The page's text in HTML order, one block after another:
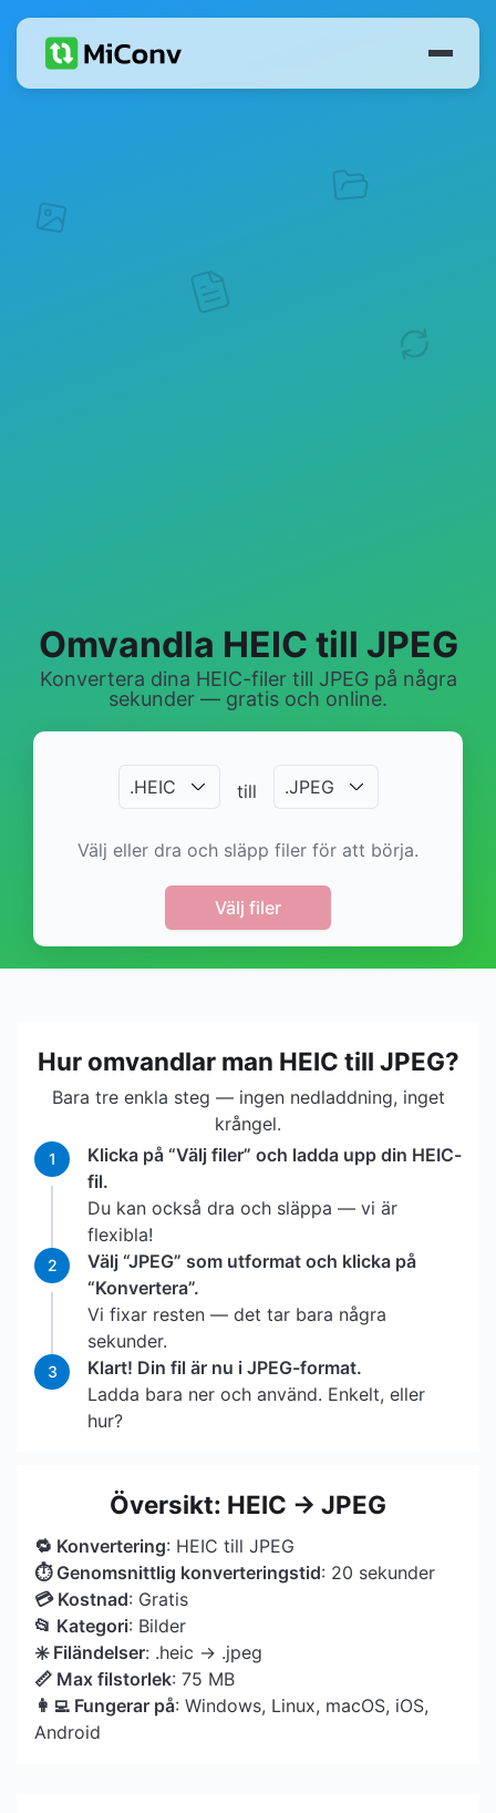
Omvandla HEIC till JPEG
Konvertera dina HEIC-filer till JPEG på några
sekunder — gratis och online.
.HEIC till .JPEG
Välj eller dra och släpp filer för att börja.
Välj filer
Hur omvandlar man HEIC till JPEG?
Bara tre enkla steg — ingen nedladdning, inget
krångel.
1
Klicka på “Välj filer” och ladda upp din HEIC-
fil.
Du kan också dra och släppa — vi är
flexibla!
2
Välj “JPEG” som utformat och klicka på
“Konvertera”.
Vi fixar resten — det tar bara några
sekunder.
3
Klart! Din fil är nu i JPEG-format.
Ladda bara ner och använd. Enkelt, eller
hur?
Översikt: HEIC → JPEG
🔁 Konvertering: HEIC till JPEG
⏱ Genomsnittlig konverteringstid: 20 sekunder
💳 Kostnad: Gratis
📂 Kategori: Bilder
✳️ Filändelser: .heic → .jpeg
📏 Max filstorlek: 75 MB
👩‍💻 Fungerar på: Windows, Linux, macOS, iOS,
Android